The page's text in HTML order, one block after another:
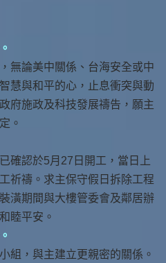
無論美中關係、台海安全或中
慧與和平的心，止息衝突與動
府施政及科技發展禱告，願主
。
確認於5月27日開工，當日上
祈禱。求主保守假日拆除工程
潢期間與大樓管委會及鄰居辦
睦平安。
組，與主建立更親密的關係。